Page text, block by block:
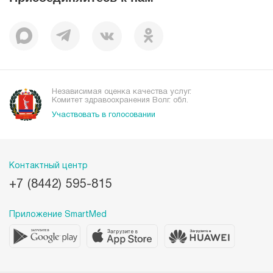
Независимая оценка качества услуг.
Комитет здравоохранения Волг. обл.
Участвовать в голосовании
Контактный центр
+7 (8442) 595-815
Приложение SmartMed